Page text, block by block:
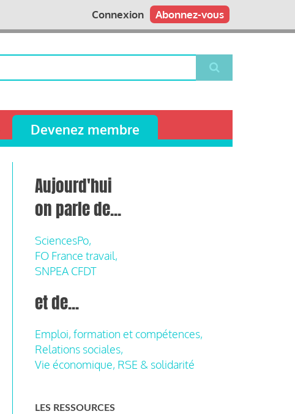
Abonnez-vous
Connexion
Devenez membre
Aujourd'hui
on parle de...
SciencesPo,
FO France travail,
SNPEA CFDT
et de...
Emploi, formation et compétences,
Relations sociales,
Vie économique, RSE & solidarité
LES RESSOURCES